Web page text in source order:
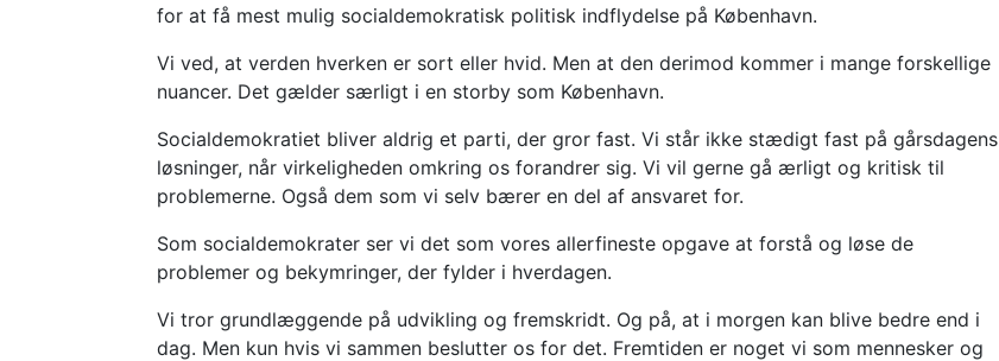
for at få mest mulig socialdemokratisk politisk indflydelse på København.
Vi ved, at verden hverken er sort eller hvid. Men at den derimod kommer i mange forskellige
nuancer. Det gælder særligt i en storby som København.
Socialdemokratiet bliver aldrig et parti, der gror fast. Vi står ikke stædigt fast på gårsdagens
løsninger, når virkeligheden omkring os forandrer sig. Vi vil gerne gå ærligt og kritisk til
problemerne. Også dem som vi selv bærer en del af ansvaret for.
Som socialdemokrater ser vi det som vores allerfineste opgave at forstå og løse de
problemer og bekymringer, der fylder i hverdagen.
Vi tror grundlæggende på udvikling og fremskridt. Og på, at i morgen kan blive bedre end i
dag. Men kun hvis vi sammen beslutter os for det. Fremtiden er noget vi som mennesker og